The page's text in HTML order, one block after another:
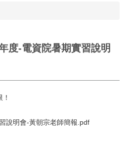
度-電資院暑期實習說明
說明會-黃朝宗老師簡報.pdf